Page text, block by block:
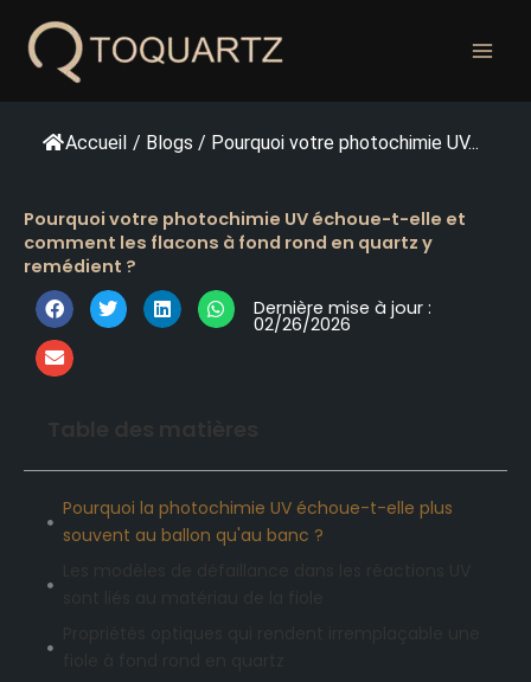
content
Accueil / Blogs / Pourquoi votre photochimie UV...
Pourquoi votre photochimie UV échoue-t-elle et
comment les flacons à fond rond en quartz y
remédient ?
Dernière mise à jour :
02/26/2026
Pourquoi la photochimie UV échoue-t-elle plus
souvent au ballon qu'au banc ?